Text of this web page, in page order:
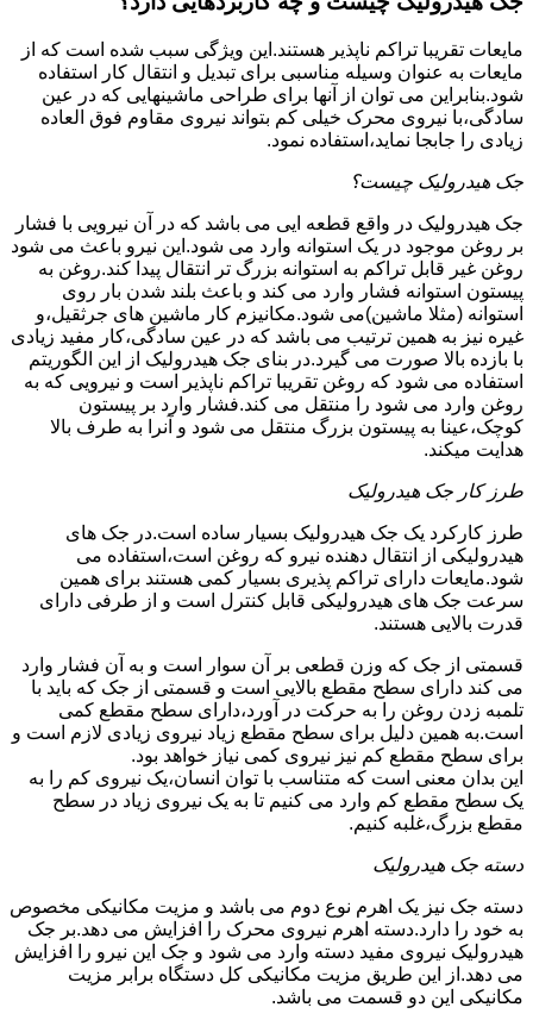
مایعات تقریبا تراکم ناپذیر هستند.این ویژگی سبب شده است که از
مایعات به عنوان وسیله مناسبی برای تبدیل و انتقال کار استفاده
شود.بنابراین می توان از آنها برای طراحی ماشینهایی که در عین
سادگی،با نیروی محرک خیلی کم بتواند نیروی مقاوم فوق العاده
زیادی را جابجا نماید،استفاده نمود.
جک هیدرولیک چیست؟
جک هیدرولیک در واقع قطعه ایی می باشد که در آن نیرویی با فشار
بر روغن موجود در یک استوانه وارد می شود.این نیرو باعث می شود
روغن غیر قابل تراکم به استوانه بزرگ تر انتقال پیدا کند.روغن به
پیستون استوانه فشار وارد می کند و باعث بلند شدن بار روی
استوانه (مثلا ماشین)می شود.مکانیزم کار ماشین های جرثقیل،و
غیره نیز به همین ترتیب می باشد که در عین سادگی،کار مفید زیادی
با بازده بالا صورت می گیرد.در بنای جک هیدرولیک از این الگوریتم
استفاده می شود که روغن تقریبا تراکم ناپذیر است و نیرویی که به
روغن وارد می شود را منتقل می کند.فشار وارد بر پیستون
کوچک،عینا به پیستون بزرگ منتقل می شود و آنرا به طرف بالا
هدایت میکند.
طرز کار جک هیدرولیک
طرز کارکرد یک جک هیدرولیک بسیار ساده است.در جک های
هیدرولیکی از انتقال دهنده نیرو که روغن است،استفاده می
شود.مایعات دارای تراکم پذیری بسیار کمی هستند برای همین
سرعت جک های هیدرولیکی قابل کنترل است و از طرفی دارای
قدرت بالایی هستند.
قسمتی از جک که وزن قطعی بر آن سوار است و به آن فشار وارد
می کند دارای سطح مقطع بالایی است و قسمتی از جک که باید با
تلمبه زدن روغن را به حرکت در آورد،دارای سطح مقطع کمی
است.به همین دلیل برای سطح مقطع زیاد نیروی زیادی لازم است و
برای سطح مقطع کم نیز نیروی کمی نیاز خواهد بود.
این بدان معنی است که متناسب با توان انسان،یک نیروی کم را به
یک سطح مقطع کم وارد می کنیم تا به یک نیروی زیاد در سطح
مقطع بزرگ،غلبه کنیم.
دسته جک هیدرولیک
دسته جک نیز یک اهرم نوع دوم می باشد و مزیت مکانیکی مخصوص
به خود را دارد.دسته اهرم نیروی محرک را افزایش می دهد.بر جک
هیدرولیک نیروی مفید دسته وارد می شود و جک این نیرو را افزایش
می دهد.از این طریق مزیت مکانیکی کل دستگاه برابر مزیت
مکانیکی این دو قسمت می باشد.